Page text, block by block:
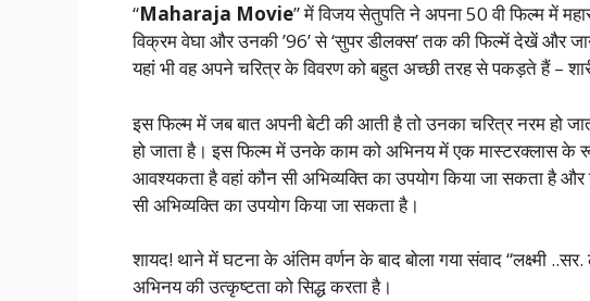
“Maharaja Movie” में विजय सेतुपति ने अपना 50 वी फिल्म में
विक्रम वेघा और उनकी ’96’ से ‘सुपर डीलक्स’ तक की फिल्में देखें और जानें
यहां भी वह अपने चरित्र के विवरण को बहुत अच्छी तरह से पकड़ते हैं –
इस फिल्म में जब बात अपनी बेटी की आती है तो उनका चरित्र नरम हो
हो जाता है। इस फिल्म में उनके काम को अभिनय में एक मास्टरक्लास के
आवश्यकता है वहां कौन सी अभिव्यक्ति का उपयोग किया जा सकता है
सी अभिव्यक्ति का उपयोग किया जा सकता है।
शायद! थाने में घटना के अंतिम वर्णन के बाद बोला गया संवाद “लक्ष्मी
अभिनय की उत्कृष्टता को सिद्ध करता है।